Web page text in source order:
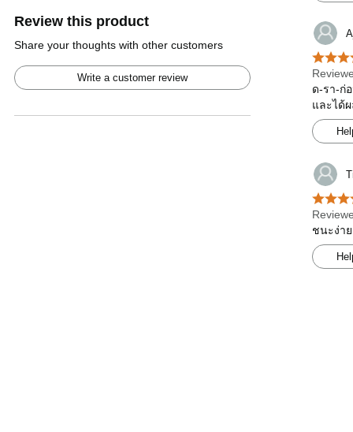
Review this product
Share your thoughts with other customers
Write a customer review
ด-รา-ก่
และได้
ชนะง่า